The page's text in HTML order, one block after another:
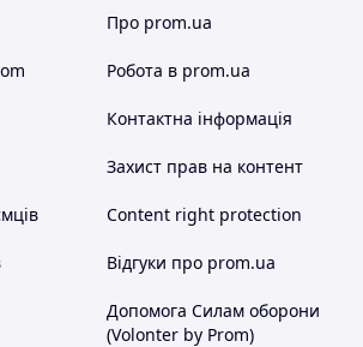
штатних батарей типу
Про prom.ua
Робота в prom.ua
Контактна інформація
Захист прав на контент
Content right protection
Відгуки про prom.ua
Допомога Силам оборони
(Volonter by Prom)